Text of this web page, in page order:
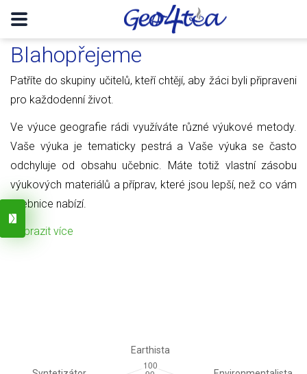
Blahopřejeme
Patříte do skupiny učitelů, kteří chtějí, aby žáci byli připraveni
pro každodenní život.
Ve výuce geografie rádi využíváte různé výukové metody.
Vaše výuka je tematicky pestrá a Vaše výuka se často
odchyluje od obsahu učebnic. Máte totiž vlastní zásobu
výukových materiálů a příprav, které jsou lepší, než co vám
učebnice nabízí.
Zobrazit více